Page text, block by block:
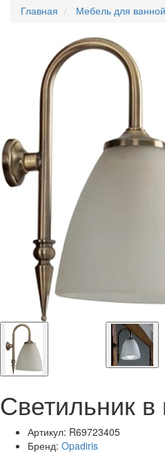
Главная
Мебель для
Светильник
Артикул: R69723405
Бренд: Opadiris